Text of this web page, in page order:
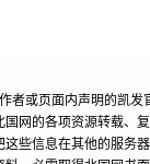
者或页面内声明的凯
网的各项资源转载、
些信息在其他的服务